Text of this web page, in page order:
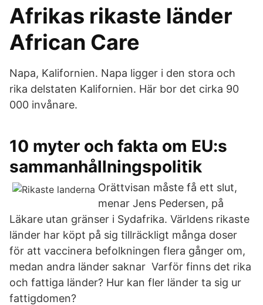
Afrikas rikaste länder
African Care
Napa, Kalifornien. Napa ligger i den stora och
rika delstaten Kalifornien. Här bor det cirka 90
000 invånare.
10 myter och fakta om EU:s
sammanhållningspolitik
Orättvisan måste få ett slut,
menar Jens Pedersen, på
Läkare utan gränser i Sydafrika. Världens rikaste
länder har köpt på sig tillräckligt många doser
för att vaccinera befolkningen flera gånger om,
medan andra länder saknar Varför finns det rika
och fattiga länder? Hur kan fler länder ta sig ur
fattigdomen?